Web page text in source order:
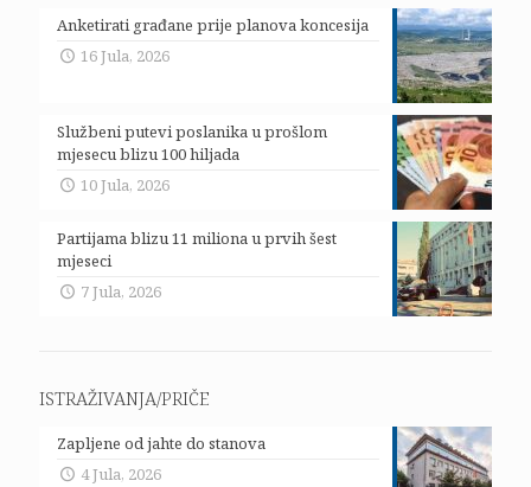
Anketirati građane prije planova koncesija
16 Jula, 2026
Službeni putevi poslanika u prošlom
mjesecu blizu 100 hiljada
10 Jula, 2026
Partijama blizu 11 miliona u prvih šest
mjeseci
7 Jula, 2026
ISTRAŽIVANJA/PRIČE
Zapljene od jahte do stanova
4 Jula, 2026